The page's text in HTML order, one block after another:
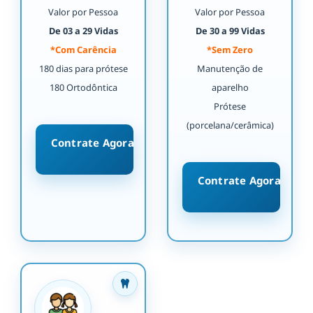
Valor por Pessoa
De 03 a 29 Vidas
*Com Carência
180 dias para prótese
180 Ortodôntica
Contrate Agora
Valor por Pessoa
De 30 a 99 Vidas
*Sem Zero
Manutenção de
aparelho
Prótese
(porcelana/cerâmica)
Contrate Agora